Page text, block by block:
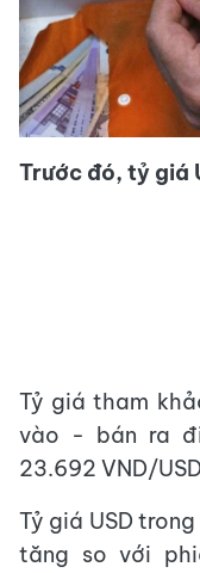
Trước đó, tỷ giá
Tỷ giá tham
vào - bán ra
23.692 VND/
Tỷ giá USD
tăng so với